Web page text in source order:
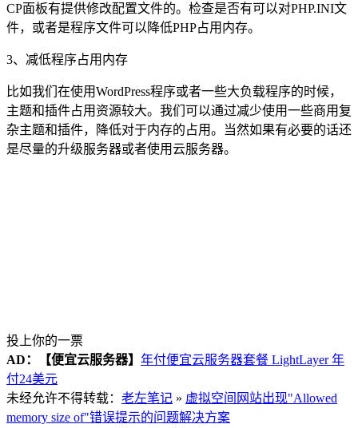
CP面板有提供修改配置文件的。检查是否有可以对PHP.INI文
件，或者是程序文件可以降低PHP占用内存。
3、减低程序占用内存
比如我们在使用WordPress程序或者一些大负载程序的时候，
主题和插件占用资源较大。我们可以通过减少使用一些商用复
杂主题和插件，降低对于内存的占用。当然如果有必要的话还
是尽量的升级服务器或者使用云服务器。
投上你的一票
AD：
【便宜云服务器】 年付便宜云服务器套餐 LightLayer 年
付24美元
未经允许不得转载： 老左笔记 » 虚拟空间网站出现"Allowed
memory size of"错误提示的问题解决方案